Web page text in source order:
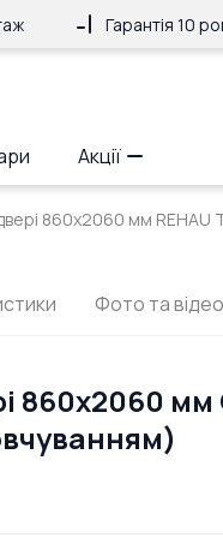
Гарантія 10
Акції
860x2060 мм REHAU
Фото та відео
860x2060 мм